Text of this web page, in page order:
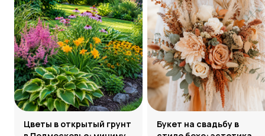
Цветы в открытый грунт
Букет на свадьбу в